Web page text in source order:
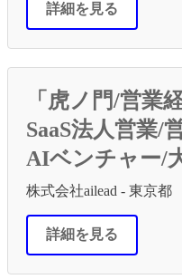
詳細を見る
「虎ノ門/営業
SaaS法人営業/
AIベンチャー/
株式会社ailead - 東京都
詳細を見る